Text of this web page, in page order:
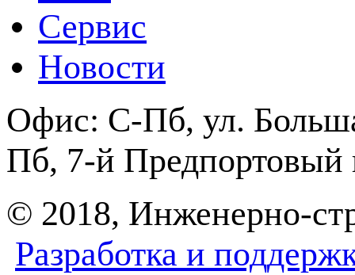
Сервис
Новости
Офис: С-Пб, ул.
Пб, 7-й Предпортовый
© 2018, Инженерно-
Разработка и